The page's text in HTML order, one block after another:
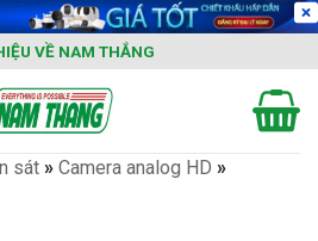
VỀ NAM THẮNG
sát » Camera analog HD »